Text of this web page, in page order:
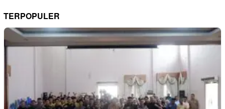
TERPOPULER